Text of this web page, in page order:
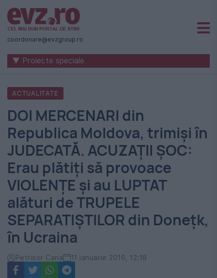
Știri
naționale
internaționale
România
-
Evenimentul
Zilei
coordonare@evzgroup.ro
▼ Proiecte speciale
ACTUALITATE
DOI MERCENARI din
Republica Moldova, trimişi în
JUDECATĂ. ACUZAŢII ŞOC:
Erau plătiţi să provoace
VIOLENŢE şi au LUPTAT
alături de TRUPELE
SEPARATIŞTILOR din Doneţk,
în Ucraina
Petrisor Cana 11 ianuarie 2016, 12:18